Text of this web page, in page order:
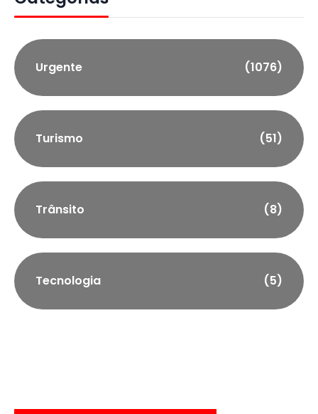
Urgente (1076)
Turismo (51)
Trânsito (8)
Tecnologia (5)